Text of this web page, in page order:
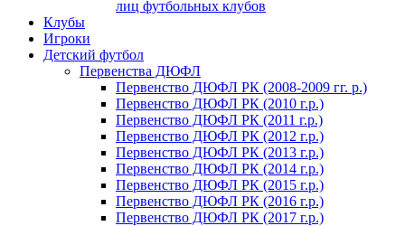
лиц футбольных клубов
Клубы
Игроки
Детский футбол
Первенства ДЮФЛ
Первенство ДЮФЛ РК (2008-2009 гг. р.)
Первенство ДЮФЛ РК (2010 г.р.)
Первенство ДЮФЛ РК (2011 г.р.)
Первенство ДЮФЛ РК (2012 г.р.)
Первенство ДЮФЛ РК (2013 г.р.)
Первенство ДЮФЛ РК (2014 г.р.)
Первенство ДЮФЛ РК (2015 г.р.)
Первенство ДЮФЛ РК (2016 г.р.)
Первенство ДЮФЛ РК (2017 г.р.)